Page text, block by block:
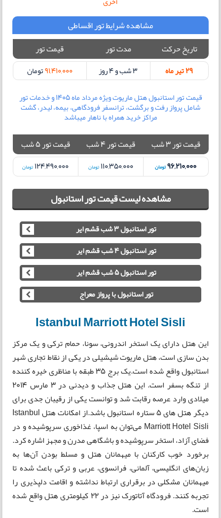
مشاهده شرایط تور اقساطی
تاریخ حرکت مدت تور قیمت تور
29 تیر ماه 3 شب و 4 روز 91,410,000تومان
قیمت تور استانبول هتل ماریوت ویژه مرداد ماه 1405 و خدمات تور
شامل پرواز رفت و برگشت، ترانسفر فرودگاهی، بیمه، لیدر، گشت
مراکز خرید همراه با ناهار میباشد
قیمت تور 3 شب قیمت تور 4 شب قیمت تور 5 شب
96,210,000تومان 110,350,000 تومان 124,490,000 تومان
مشاهده لیست قیمت تور استانبول
تور استانبول 3 شب قشم ایر
تور استانبول 4 شب قشم ایر
تور استانبول 5 شب قشم ایر
تور استانبول با پرواز معراج
Istanbul Marriott Hotel Sisli
این هتل دارای یک استخر اندرونی، سونا، حمام ترکی و یک مرکز
بدن سازی است، هتل ماریوت شیشیلی در یکی از نقاط تجاری شهر
استانبول واقع شده است.یک برج 35 طبقه با مناظری خیره کننده
از تنگه بسفر است. این هتل جذاب و دیدنی در 3 مارس 2014
میلادی وارد عرصه رقابت شد و توانست یکی از رقیبان جدی برای
دیگر هتل های 5 ستاره استانبول باشد.از امکانات هتل Istanbul
Marriott Hotel Sisli می‌توان به اسپا، غذاخوری سرپوشیده و در
فضای آزاد، استخر سرپوشیده و باشگاهی مدرن و مجهز اشاره کرد.
برخورد خوب کارکنان با میهمانان هتل و مسلط بودن آن‌ها به
زبان‌های انگلیسی، آلمانی، فرانسوی، عربی و ترکی باعث شده تا
میهمانان مشکلی در برقراری ارتباط نداشته و اقامت دلپذیری را
تجربه کنند. فرودگاه آتاتورک نیز در 22 کیلومتری هتل واقع شده
است.